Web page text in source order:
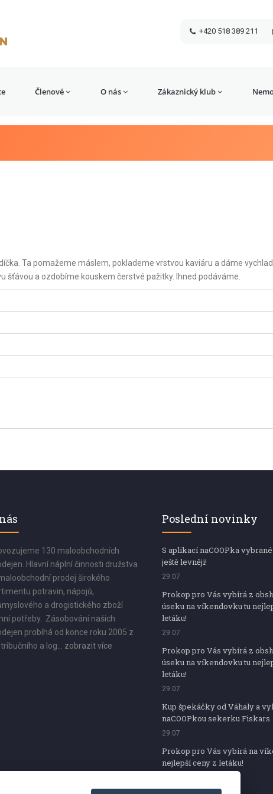
+420 518 389 211
Členové O nás Zákaznický klub
Ta pomažeme máslem, poklademe vrstvou kaviáru a dáme
šťávou a ozdobíme kouskem čerstvé pažitky. Ihned podáváme.
130 maloobchodních
Hlavní náplní činnosti družstva
prodej širokého
potravin, nápojů,
a drogistického zboží
potřeby. Zásobování našich
probíhá od konce roku 2005 z
a log... zobrazit více
Poslední novinky
S aplikací naCOOPka
ještě levněji!
29.07
Prokop pro Vás vybírá z
úseku na víkendovku tu
letáku!
29.07
Prokop pro Vás vybírá z
úseku na víkendovku tu
letáku!
29.07
Kup špekáčky od Váhaly a
naCOOPkou sekerku Fiskars
29.07
Prokop pro Vás vybírá na
nejlepší ceny z letáku!